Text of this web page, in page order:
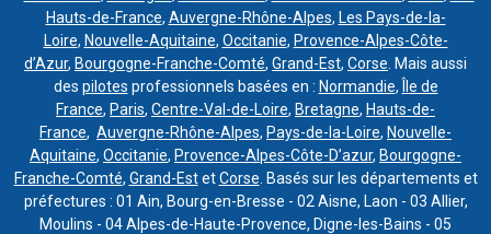
Hauts-de-France, Auvergne-Rhône-Alpes, Les Pays-de-la-
Loire, Nouvelle-Aquitaine, Occitanie, Provence-Alpes-Côte-
d’Azur, Bourgogne-Franche-Comté, Grand-Est, Corse . Mais aussi
des pilotes professionnels basées en : Normandie,
Île de
France, Paris, Centre-Val-de-Loire, Bretagne, Hauts-de-
France, Auvergne-Rhône-Alpes, Pays-de-la-Loire, Nouvelle-
Aquitaine, Occitanie, Provence-Alpes-Côte-D’azur, Bourgogne-
Franche-Comté, Grand-EstetCorse . Basés sur les départements et
préfectures : 01 Ain, Bourg-en-Bresse - 02 Aisne, Laon - 03 Allier,
Moulins - 04 Alpes-de-Haute-Provence, Digne-les-Bains - 05